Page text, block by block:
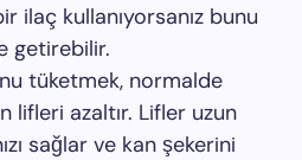
ilaç kullanıyorsanız bunu
getirebilir.
tüketmek, normalde
lifleri azaltır. Lifler uzun
sağlar ve kan şekerini